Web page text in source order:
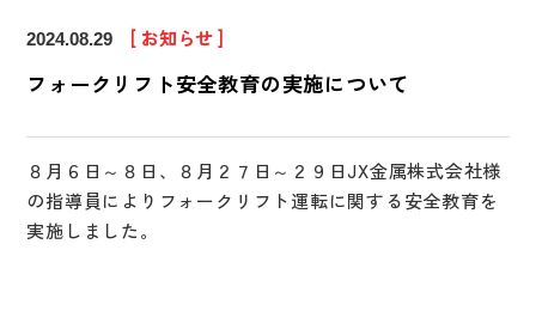
2024.08.29 [ お知らせ ]
フォークリフト安全教育の実施について
８月６日～８日、８月２７日～２９日JX金属株式会社様
の指導員によりフォークリフト運転に関する安全教育を
実施しました。